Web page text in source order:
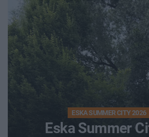
ESKA SUMMER CITY 2026
Eska Summer